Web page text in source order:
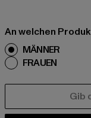
An welchen
MÄNNER
FRAUEN